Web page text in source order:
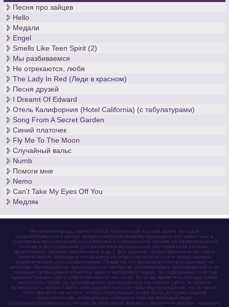
Песня про зайцев
Hello
Медали
Engel
Smells Like Teen Spirit (2)
Мы разбиваемся
Не отрекаются, любя
The Lady In Red (Леди в красном)
Песня друзей
I Dreamt Of Edward
Отель Калифорния (Hotel California) (с табулатурами)
Song From A Secret Garden
Синий платочек
Fly Me To The Moon
Случайный вальс
Numb
Помоги мне
Nemo
Can't Take My Eyes Off You
Медляк
Нотомания представляет собой бесплатный нотный архив, который
разрабатывается с целью предоставления каждому музыканту нот известных и
популярных произведений классической и современной музыки на безвозмездной
основе в переложениях для различных музыкальных инструментов (гитары,
фортепиано, скрипки, виолончели и др.). Все данные, представленные на сайте
(тексты песен, аккорды и ноты) взяты из открытых источников и представлены
исключительно для ознакомления. Права на эти произведения принадлежат их
авторам. Нотомания не претендует на авторство размещаемых произведений и не
занимается продажей объектов чужого авторского права. За содержание текстов
администрация сайта ответственности не несет. Если вы являетесь обладателем
авторского права на произведение, размещенное на нашем сайте, и имеете
возможность предоставить нам документальное тому подтверждение, но по какой-
либо причине не хотите, чтобы информация о нём была доступна нашим
пользователям, немедленно напишите нам на почтовый ящик
(notomania[собака]mail.ru) письмо (в свободной форме) с указанием автора, названия,